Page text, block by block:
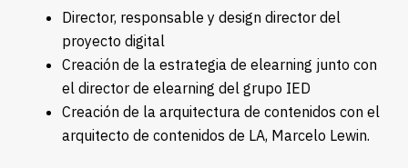
Director, responsable y design director del
proyecto digital
Creación de la estrategia de elearning junto con
el director de elearning del grupo IED
Creación de la arquitectura de contenidos con el
arquitecto de contenidos de LA, Marcelo Lewin.